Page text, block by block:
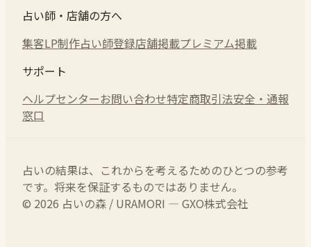
占い師・店舗の方へ
集客LP制作占い師登録店舗掲載プレミアム掲載
サポート
ヘルプセンターお問い合わせ特定商取引法安全・通報
窓口
占いの結果は、これからを考えるためのひとつの参考
です。将来を保証するものではありません。
© 2026 占いの森 / URAMORI — GXO株式会社